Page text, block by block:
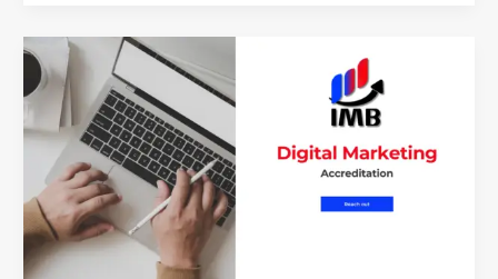
IMB
Accreditation:
Your
Ultimate
Tool
for
Dominating
the
Marketing
Industry